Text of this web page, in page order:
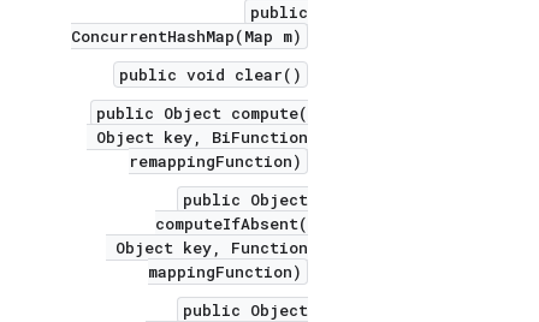
public
ConcurrentHashMap(Map m)
public void clear()
public Object compute(
Object key, BiFunction
remappingFunction)
public Object
computeIfAbsent(
Object key, Function
mappingFunction)
public Object